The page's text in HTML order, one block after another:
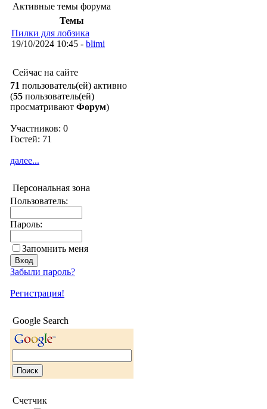
Активные темы форума
Темы
Пилки для лобзика
19/10/2024 10:45 - blimi
Сейчас на сайте
71 пользователь(ей) активно
(55 пользователь(ей)
просматривают Форум)
Участников: 0
Гостей: 71
далее...
Персональная зона
Пользователь:
Пароль:
Запомнить меня
Забыли пароль?
Регистрация!
Google Search
Счетчик